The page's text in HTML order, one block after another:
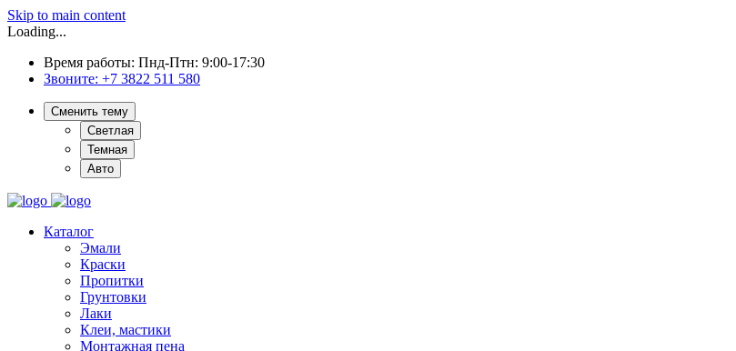
Skip to main content
Loading...
Время работы: Пнд-Птн: 9:00-17:30
Звоните: +7 3822 511 580
Сменить тему
Светлая
Темная
Авто
Каталог
Эмали
Краски
Пропитки
Грунтовки
Лаки
Клеи, мастики
Монтажная пена